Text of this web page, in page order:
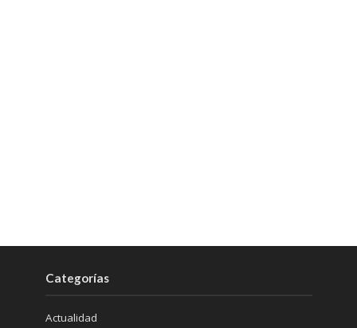
Categorías
Actualidad